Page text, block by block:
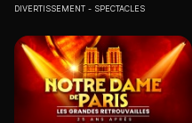
DIVERTISSEMENT SPECTACLES